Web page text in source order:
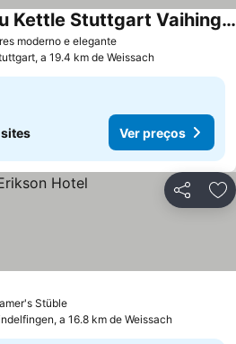
moderno e elegante
Holiday Inn – the niu Kettle Stuttgart Vaihingen
a 19.4 km de Weissach
Ver preços
Partilhar
Stüble
a 16.8 km de Weissach